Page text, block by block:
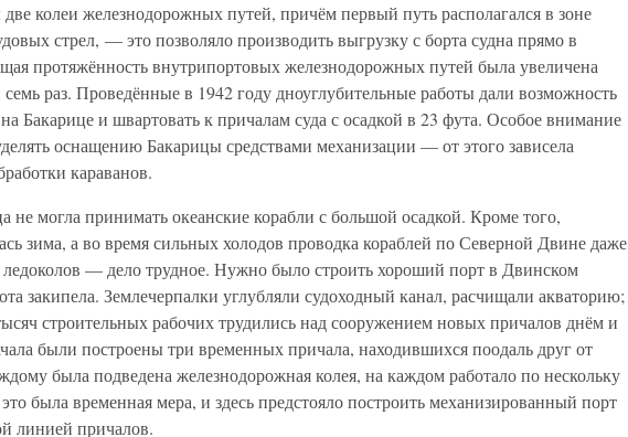
колеи железнодорожных путей, причём первый путь располагался в зоне
стрел, — это позволяло производить выгрузку с борта судна прямо в
протяжённость внутрипортовых железнодорожных путей была увеличена
семь раз. Проведённые в 1942 году дноуглубительные работы дали возможность
Бакарице и швартовать к причалам суда с осадкой в 23 фута. Особое внимание
оснащению Бакарицы средствами механизации — от этого зависела
караванов.
не могла принимать океанские корабли с большой осадкой. Кроме того,
зима, а во время сильных холодов проводка кораблей по Северной Двине даже
— дело трудное. Нужно было строить хороший порт в Двинском
закипела. Землечерпалки углубляли судоходный канал, расчищали акваторию;
строительных рабочих трудились над сооружением новых причалов днём и
были построены три временных причала, находившихся поодаль друг от
была подведена железнодорожная колея, на каждом работало по нескольку
была временная мера, и здесь предстояло построить механизированный порт
линией причалов.